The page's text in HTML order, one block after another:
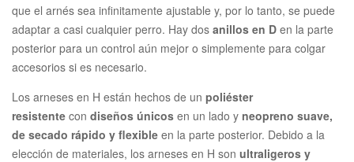
que el arnés sea infinitamente ajustable y, por lo tanto, se puede
adaptar a casi cualquier perro. Hay dos anillos en D en la parte
posterior para un control aún mejor o simplemente para colgar
accesorios si es necesario.
Los arneses en H están hechos de un poliéster
resistente con diseños únicos en un lado y neopreno suave,
de secado rápido y flexible en la parte posterior. Debido a la
elección de materiales, los arneses en H son ultraligeros y